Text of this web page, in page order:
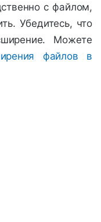
с файлом,
Убедитесь, что
Можете
файлов в